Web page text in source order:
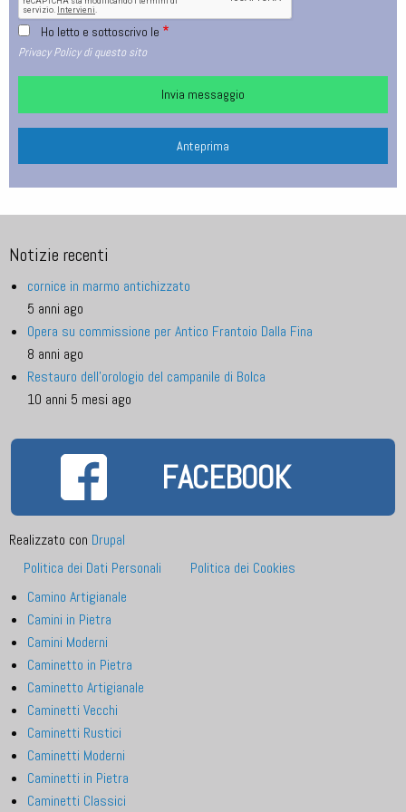
Ho letto e sottoscrivo le
Privacy Policy di questo sito
Notizie recenti
cornice in marmo antichizzato
5 anni ago
Opera su commissione per Antico Frantoio Dalla Fina
8 anni ago
Restauro dell'orologio del campanile di Bolca
10 anni 5 mesi ago
FACEBOOK
Realizzato con Drupal
Footer
menu
Politica dei Dati Personali
Politica dei Cookies
Camino Artigianale
Camini in Pietra
Camini Moderni
Caminetto in Pietra
Caminetto Artigianale
Caminetti Vecchi
Caminetti Rustici
Caminetti Moderni
Caminetti in Pietra
Caminetti Classici